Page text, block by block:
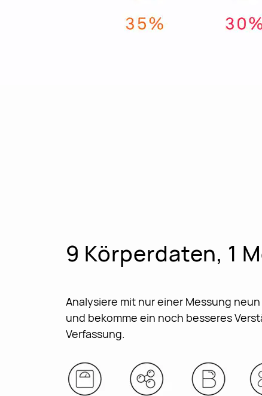
9 Körperdaten, 1
Analysiere mit nur einer Messung
und bekomme ein noch besseres
Verfassung.